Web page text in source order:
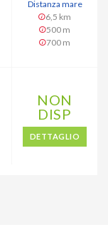
Distanza mare
6,5 km
500 m
700 m
NON
DISP
DETTAGLIO